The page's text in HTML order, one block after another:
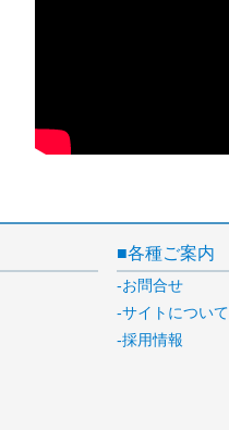
各種ご案内
お問合せ
サイトについて
採用情報